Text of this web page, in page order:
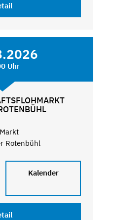
Uhr
Markt
Rotenbühl
Kalender